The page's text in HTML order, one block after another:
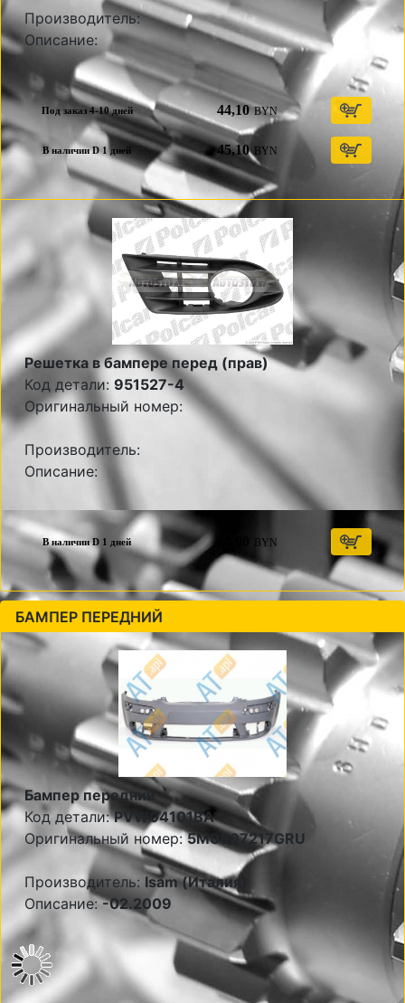
Производитель:
Описание:
Под заказ 4-10 дней 44,10 BYN
В наличии D 1 дней 45,10 BYN
Решетка в бампере перед (прав)
Код детали: 951527-4
Оригинальный номер:
Производитель:
Описание:
В наличии D 1 дней BYN
БАМПЕР ПЕРЕДНИЙ
Бампер передний
Код детали:PVW04101BA
Оригинальный номер:5M0807217GRU
Производитель: Isam (Италия)
Описание:-02.2009